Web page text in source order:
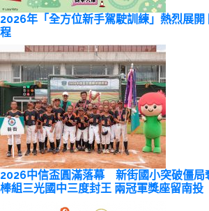
2026年「全方位新手駕駛訓練」熱烈展開
程
2026中信盃圓滿落幕 新街國小突破僵局
棒組三光國中三度封王 兩冠軍獎座留南投